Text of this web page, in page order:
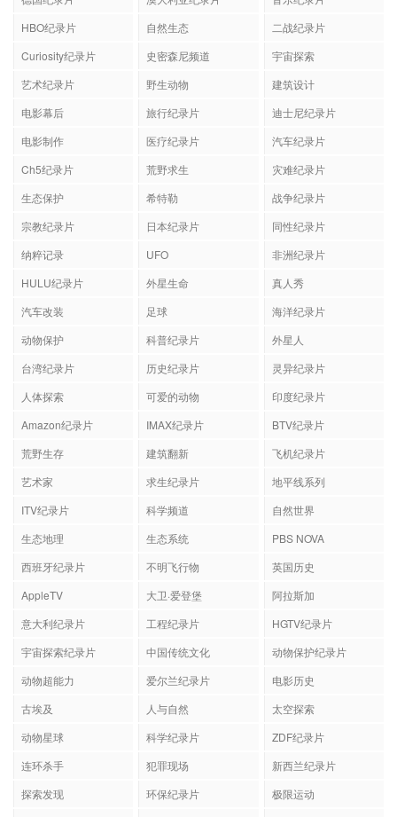
HBO纪录片
自然生态
二战纪录片
Curiosity纪录片
史密森尼频道
宇宙探索
艺术纪录片
野生动物
建筑设计
电影幕后
旅行纪录片
迪士尼纪录片
电影制作
医疗纪录片
汽车纪录片
Ch5纪录片
荒野求生
灾难纪录片
生态保护
希特勒
战争纪录片
宗教纪录片
日本纪录片
同性纪录片
纳粹记录
UFO
非洲纪录片
HULU纪录片
外星生命
真人秀
汽车改装
足球
海洋纪录片
动物保护
科普纪录片
外星人
台湾纪录片
历史纪录片
灵异纪录片
人体探索
可爱的动物
印度纪录片
Amazon纪录片
IMAX纪录片
BTV纪录片
荒野生存
建筑翻新
飞机纪录片
艺术家
求生纪录片
地平线系列
ITV纪录片
科学频道
自然世界
生态地理
生态系统
PBS NOVA
西班牙纪录片
不明飞行物
英国历史
AppleTV
大卫·爱登堡
阿拉斯加
意大利纪录片
工程纪录片
HGTV纪录片
宇宙探索纪录片
中国传统文化
动物保护纪录片
动物超能力
爱尔兰纪录片
电影历史
古埃及
人与自然
太空探索
动物星球
科学纪录片
ZDF纪录片
连环杀手
犯罪现场
新西兰纪录片
探索发现
环保纪录片
极限运动